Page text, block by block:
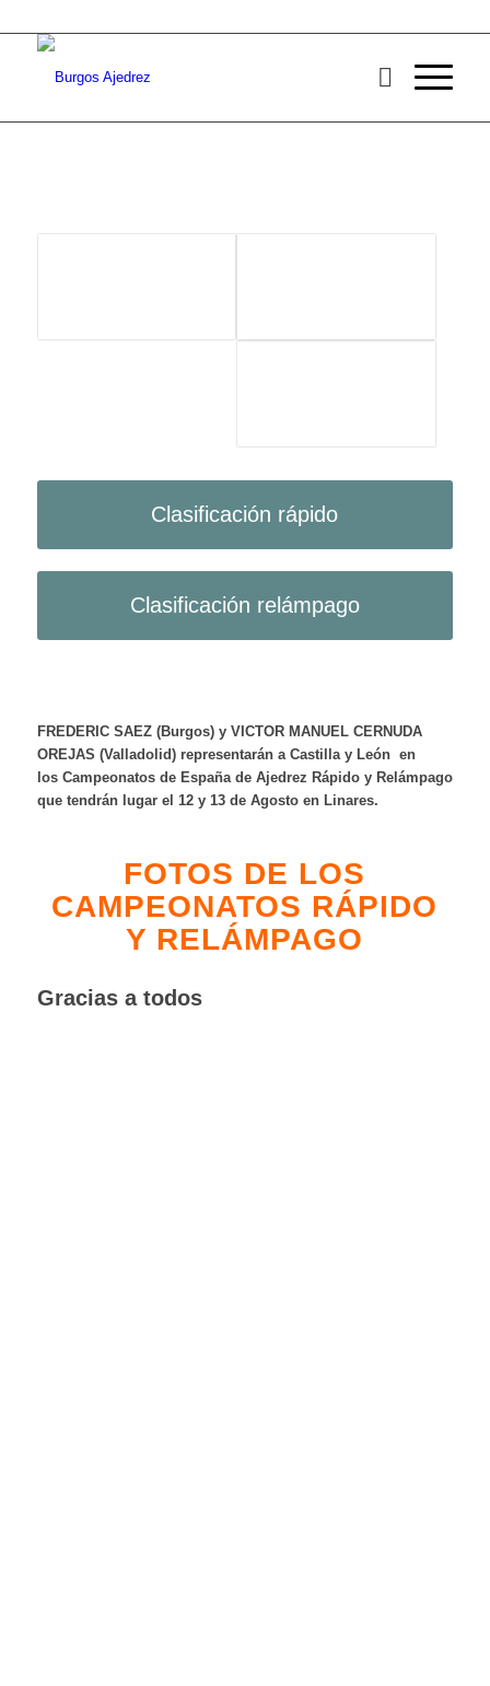
Clasificación rápido
Clasificación relámpago
FREDERIC SAEZ (Burgos) y VICTOR MANUEL CERNUDA
OREJAS (Valladolid) representarán a Castilla y León en
los Campeonatos de España de Ajedrez Rápido y Relámpago
que tendrán lugar el 12 y 13 de Agosto en Linares.
FOTOS DE LOS
CAMPEONATOS RÁPIDO
Y RELÁMPAGO
Gracias a todos